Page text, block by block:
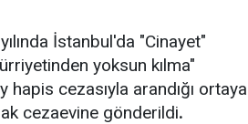
İstanbul'da "Cinayet"
yoksun kılma"
cezasıyla arandığı ortaya
cezaevine gönderildi.